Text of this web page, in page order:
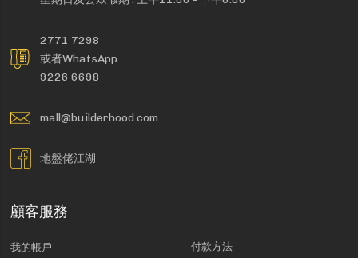
2771 7298
或者WhatsApp
9226 6698
mall@builderhood.com
地盤佬江湖
顧客服務
我的帳戶 付款方法